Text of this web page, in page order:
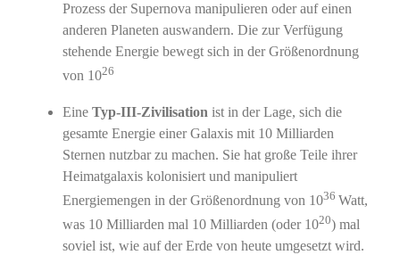
Prozess der Supernova manipulieren oder auf einen
anderen Planeten auswandern. Die zur Verfügung
stehende Energie bewegt sich in der Größenordnung
von 1026
Eine Typ-III-Zivilisation ist in der Lage, sich die
gesamte Energie einer Galaxis mit 10 Milliarden
Sternen nutzbar zu machen. Sie hat große Teile ihrer
Heimatgalaxis kolonisiert und manipuliert
Energiemengen in der Größenordnung von 1036 Watt,
was 10 Milliarden mal 10 Milliarden (oder 1020) mal
soviel ist, wie auf der Erde von heute umgesetzt wird.